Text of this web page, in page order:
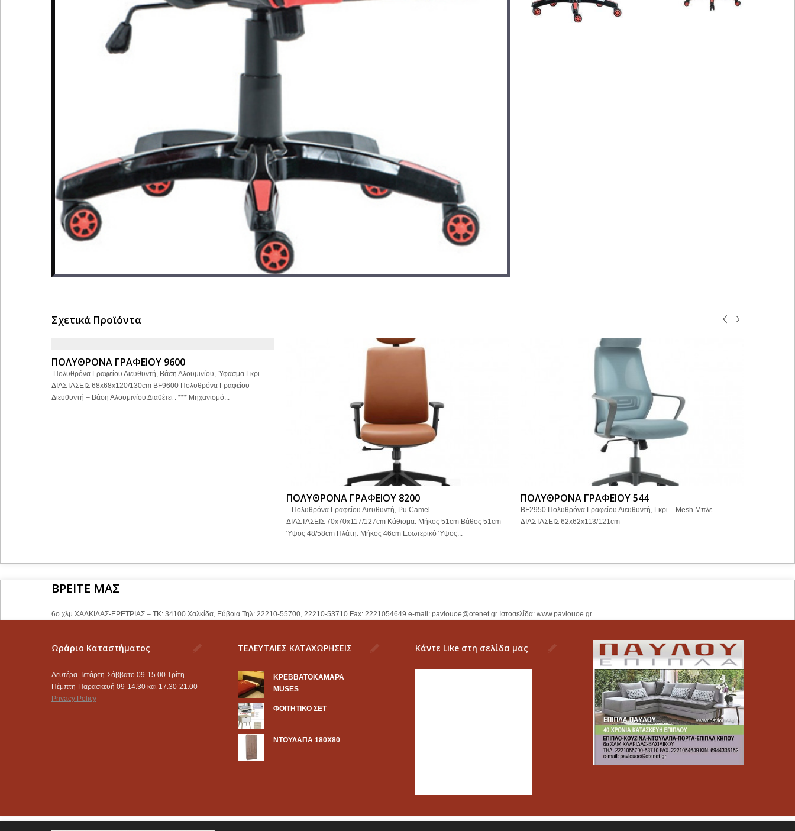
Σχετικά Προϊόντα
ΠΟΛΥΘΡΟΝΑ ΓΡΑΦΕΙΟΥ 9600
Πολυθρόνα Γραφείου Διευθυντή, Βάση Αλουμινίου, Ύφασμα Γκρι
ΔΙΑΣΤΑΣΕΙΣ 68x68x120/130cm BF9600 Πολυθρόνα Γραφείου
Διευθυντή – Βάση Αλουμινίου Διαθέτει : *** Μηχανισμό...
ΠΟΛΥΘΡΟΝΑ ΓΡΑΦΕΙΟΥ 8200
Πολυθρόνα Γραφείου Διευθυντή, Pu Camel
ΔΙΑΣΤΑΣΕΙΣ 70x70x117/127cm Κάθισμα: Μήκος 51cm Βάθος 51cm
Ύψος 48/58cm Πλάτη: Μήκος 46cm Εσωτερικό Ύψος...
ΠΟΛΥΘΡΟΝΑ ΓΡΑΦΕΙΟΥ 544
BF2950 Πολυθρόνα Γραφείου Διευθυντή, Γκρι – Mesh Μπλε
ΔΙΑΣΤΑΣΕΙΣ 62x62x113/121cm
ΒΡΕΙΤΕ ΜΑΣ
6ο χλμ ΧΑΛΚΙΔΑΣ-ΕΡΕΤΡΙΑΣ – ΤΚ: 34100 Χαλκίδα, Εύβοια Τηλ: 22210-55700, 22210-53710 Fax: 2221054649 e-mail: pavlouoe@otenet.gr Ιστοσελίδα: www.pavlouoe.gr
Ωράριο Καταστήματος
Δευτέρα-Τετάρτη-Σάββατο 09-15.00 Τρίτη-
Πέμπτη-Παρασκευή 09-14.30 και 17.30-21.00
Privacy Policy
ΤΕΛΕΥΤΑΙΕΣ ΚΑΤΑΧΩΡΗΣΕΙΣ
KΡΕΒΒΑΤΟΚΑΜΑΡΑ
MUSES
ΦΟΙΤΗΤΙΚΟ ΣΕΤ
ΝΤΟΥΛΑΠΑ 180Χ80
Κάντε Like στη σελίδα μας